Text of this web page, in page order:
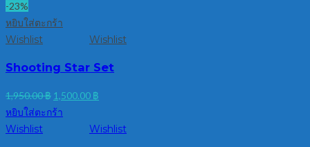
-23%
หยิบใส่ตะกร้า
Wishlist
Wishlist
Shooting Star Set
1,950.00฿ Original
price
1,500.00 ฿
is:
หยิบใส่ตะกร้า
Wishlist
Wishlist